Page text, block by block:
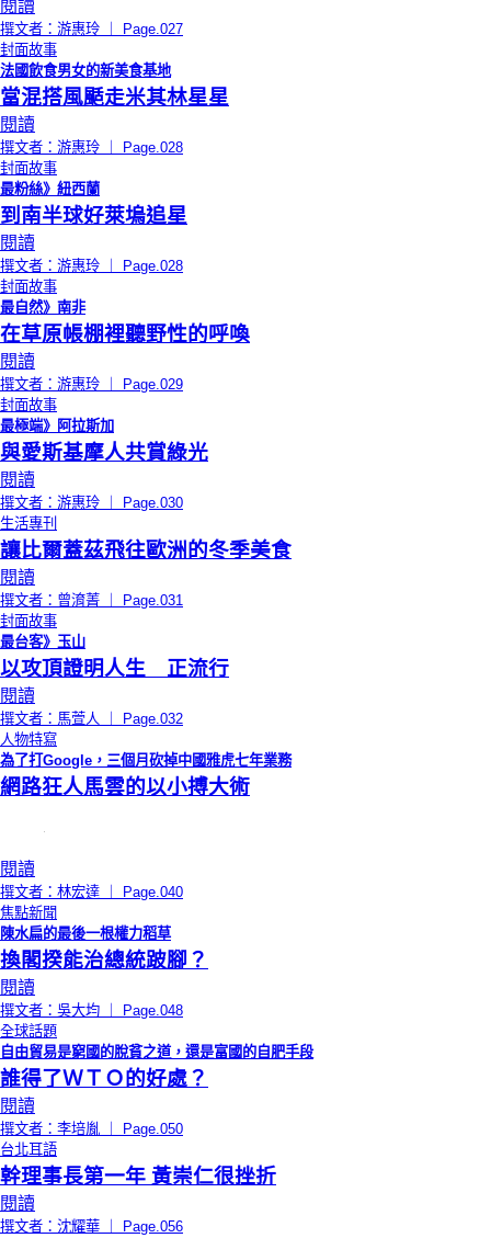
閱讀
撰文者：游惠玲 ｜ Page.027
封面故事
法國飲食男女的新美食基地
當混搭風颳走米其林星星
閱讀
撰文者：游惠玲 ｜ Page.028
封面故事
最粉絲》紐西蘭
到南半球好萊塢追星
閱讀
撰文者：游惠玲 ｜ Page.028
封面故事
最自然》南非
在草原帳棚裡聽野性的呼喚
閱讀
撰文者：游惠玲 ｜ Page.029
封面故事
最極端》阿拉斯加
與愛斯基摩人共賞綠光
閱讀
撰文者：游惠玲 ｜ Page.030
生活專刊
讓比爾蓋茲飛往歐洲的冬季美食
閱讀
撰文者：曾淯菁 ｜ Page.031
封面故事
最台客》玉山
以攻頂證明人生 正流行
閱讀
撰文者：馬萱人 ｜ Page.032
人物特寫
為了打Google，三個月砍掉中國雅虎七年業務
網路狂人馬雲的以小搏大術
閱讀
撰文者：林宏達 ｜ Page.040
焦點新聞
陳水扁的最後一根權力稻草
換閣揆能治總統跛腳？
閱讀
撰文者：吳大均 ｜ Page.048
全球話題
自由貿易是窮國的脫貧之道，還是富國的自肥手段
誰得了ＷＴＯ的好處？
閱讀
撰文者：李培胤 ｜ Page.050
台北耳語
幹理事長第一年 黃崇仁很挫折
閱讀
撰文者：沈耀華 ｜ Page.056